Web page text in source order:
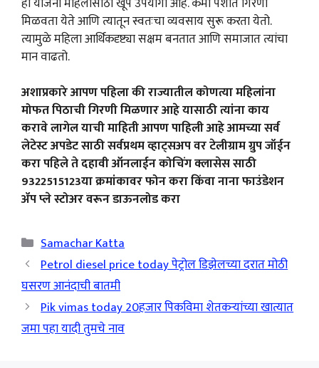
मिळवता येते आणि त्यातून स्वतःचा व्यवसाय सुरू करता येतो.
त्यामुळे महिला आर्थिकदृष्ट्या सक्षम बनतात आणि समाजात त्यांचा
मान वाढतो.
अशाप्रकारे आपण पहिला की राज्यातील कोणत्या महिलांना
मोफत पिठाची गिरणी मिळणार आहे यासाठी त्यांना काय
करावे लागेल याची माहिती आपण पाहिली आहे आमच्या सर्व
लेटेस्ट अपडेट साठी सर्वप्रथम व्हाट्सअप वर टेलीग्राम ग्रुप जॉईन
करा पहिले ते दहावी ऑनलाईन कोचिंग क्लासेस साठी
9322515123या क्रमांकावर फोन करा किंवा नाना फाउंडेशन
ॲप प्ले स्टोअर वरून डाऊनलोड करा
Categories
Samachar Katta
Petrol diesel price today पेट्रोल डिझेलच्या दरात मोठी
घसरण आनंदाची बातमी
Pik vimas today 20हजार पिकविमा शेतकऱ्यांच्या खात्यात
जमा पहा यादी तुमचे नाव